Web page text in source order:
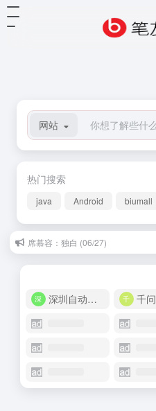
网站
热门搜索
java Android biumall
席慕容：独白 (06/27)
深圳自动化商城
千问